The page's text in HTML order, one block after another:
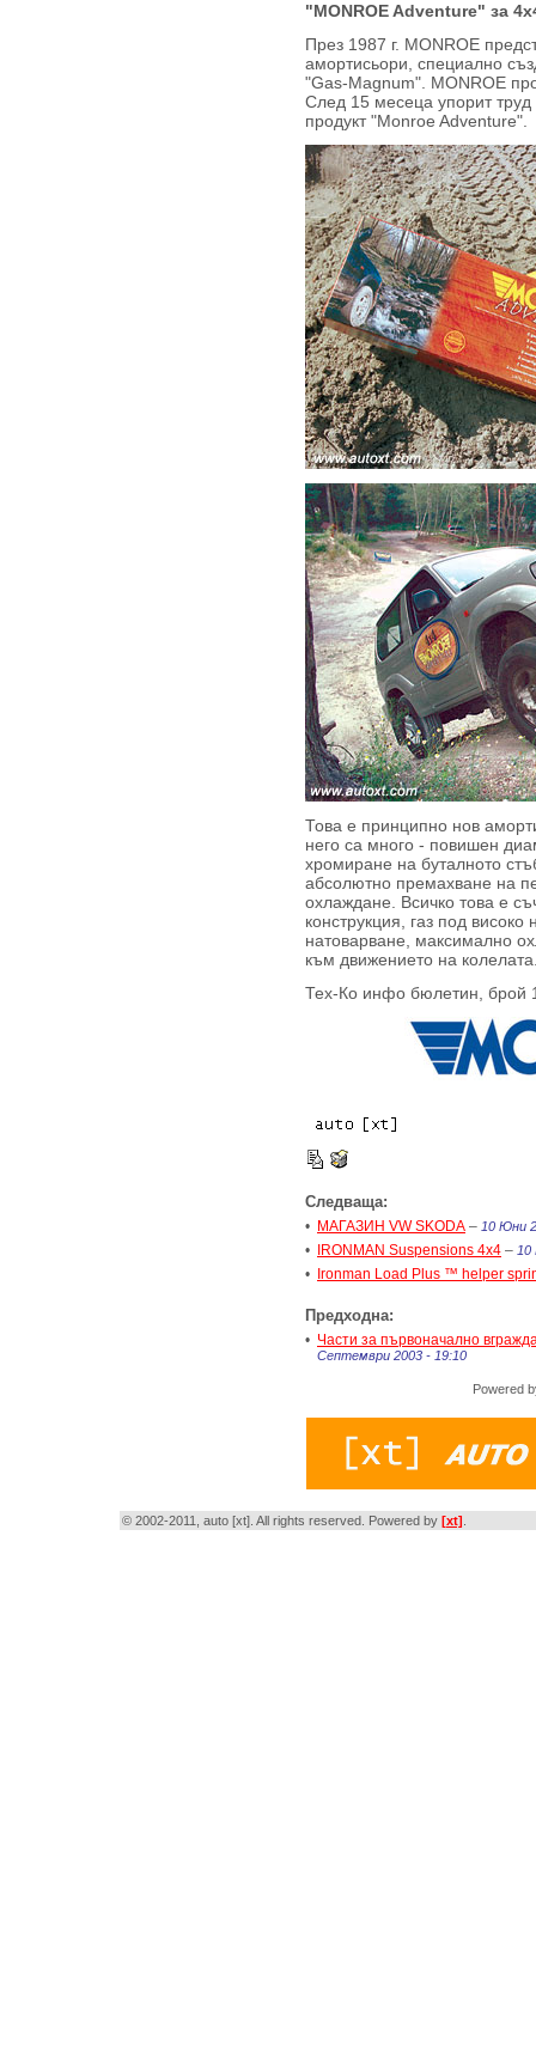
"MONROE Adventure" за
През 1987 г. MONROE
амортисьори, специално
"Gas-Magnum". MONROE
След 15 месеца упорит
продукт "Monroe Adventure".
Това е принципно нов
него са много - повишен
хромиране на буталното
абсолютно премахване на
охлаждане. Всичко това е
конструкция, газ под
натоварване, максимално
към движението на
Тех-Ко инфо бюлетин, брой
Следваща:
• МАГАЗИН VW SKODA – 10 Юни
• IRONMAN Suspensions 4x4 – 10
• Ironman Load Plus ™ helper
Предходна:
• Части за първоначално
Септември 2003 - 19:10
Powered
© 2002-2011, auto [xt]. All rights reserved. Powered by [xt]